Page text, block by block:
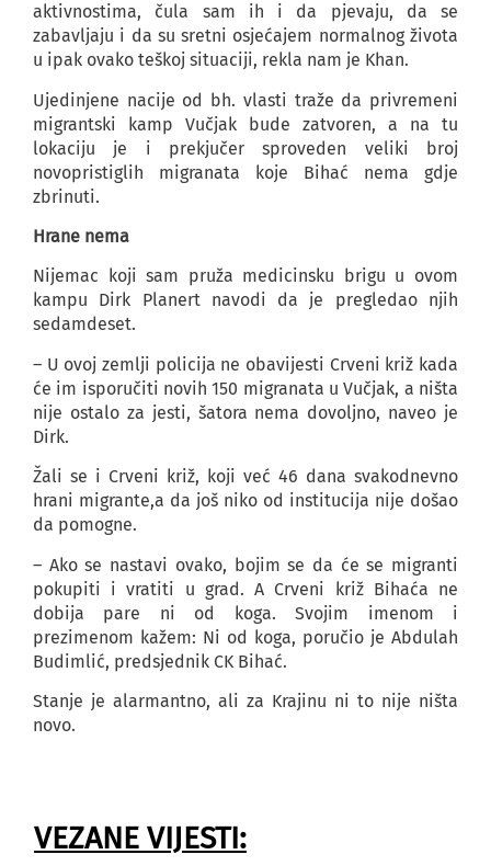
aktivnostima, čula sam ih i da pjevaju, da se
zabavljaju i da su sretni osjećajem normalnog života
u ipak ovako teškoj situaciji, rekla nam je Khan.
Ujedinjene nacije od bh. vlasti traže da privremeni
migrantski kamp Vučjak bude zatvoren, a na tu
lokaciju je i prekjučer sproveden veliki broj
novopristiglih migranata koje Bihać nema gdje
zbrinuti.
Hrane nema
Nijemac koji sam pruža medicinsku brigu u ovom
kampu Dirk Planert navodi da je pregledao njih
sedamdeset.
– U ovoj zemlji policija ne obavijesti Crveni križ kada
će im isporučiti novih 150 migranata u Vučjak, a ništa
nije ostalo za jesti, šatora nema dovoljno, naveo je
Dirk.
Žali se i Crveni križ, koji već 46 dana svakodnevno
hrani migrante,a da još niko od institucija nije došao
da pomogne.
– Ako se nastavi ovako, bojim se da će se migranti
pokupiti i vratiti u grad. A Crveni križ Bihaća ne
dobija pare ni od koga. Svojim imenom i
prezimenom kažem: Ni od koga, poručio je Abdulah
Budimlić, predsjednik CK Bihać.
Stanje je alarmantno, ali za Krajinu ni to nije ništa
novo.
VEZANE VIJESTI: